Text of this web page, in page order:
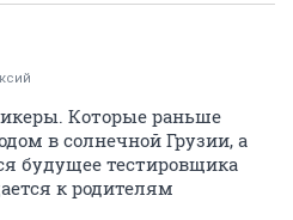
Которые раньше
в солнечной Грузии, а
будущее тестировщика
к родителям